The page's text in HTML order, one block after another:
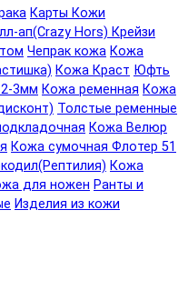
Карты Кожи
ап(Crazy Hors) Крейзи
Чепрак кожа Кожа
Кожа Краст Юфть
3мм Кожа ременная Кожа
Толстые ременные
Кожа Велюр
Кожа сумочная Флотер 51
Кожа
для ножен Ранты и
Изделия из кожи